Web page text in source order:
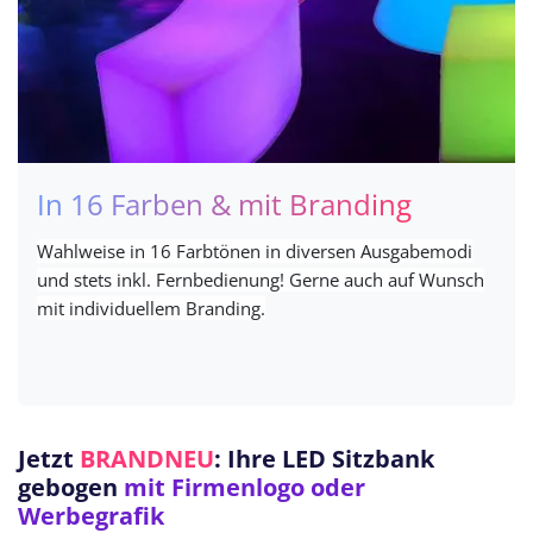
In 16 Farben & mit Branding
Wahlweise in 16 Farbtönen in diversen Ausgabemodi
und stets inkl. Fernbedienung! Gerne auch auf Wunsch
mit individuellem Branding.
Jetzt BRANDNEU: Ihre LED Sitzbank
gebogen mit Firmenlogo oder
Werbegrafik